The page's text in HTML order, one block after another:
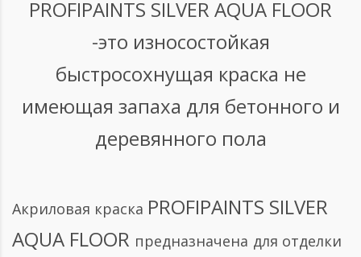
PROFIPAINTS SILVER AQUA FLOOR
-это износостойкая
быстросохнущая краска не
имеющая запаха для бетонного и
деревянного пола
Акриловая краска PROFIPAINTS SILVER
AQUA FLOOR предназначена для отделки